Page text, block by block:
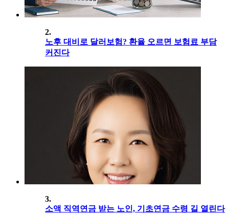
2.
노후 대비로 달러보험? 환율 오르면 보험료 부담
커진다
3.
소액 직역연금 받는 노인, 기초연금 수령 길 열린다